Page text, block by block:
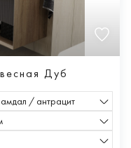
Дуб
/ антрацит